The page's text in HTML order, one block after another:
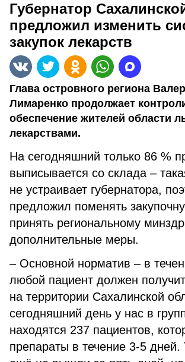
Губернатор
предложил изменить
закупок лекарств
Глава островного региона
Лимаренко продолжает
обеспечение жителей области
лекарствами.
На сегодняшний только 86 %
выписывается со склада –
не устраивает губернатора,
предложил поменять
принять региональному
дополнительные меры.
– Основной норматив – в
любой пациент должен
на территории Сахалинской
сегодняшний день у нас в
находятся 237 пациентов,
препараты в течение 3-5 дней.